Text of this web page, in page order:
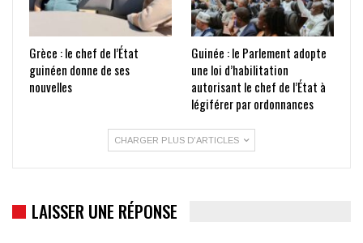
Grèce : le chef de l’État
guinéen donne de ses
nouvelles
Guinée : le Parlement adopte
une loi d’habilitation
autorisant le chef de l’État à
légiférer par ordonnances
CHARGER PLUS D'ARTICLES
LAISSER UNE RÉPONSE